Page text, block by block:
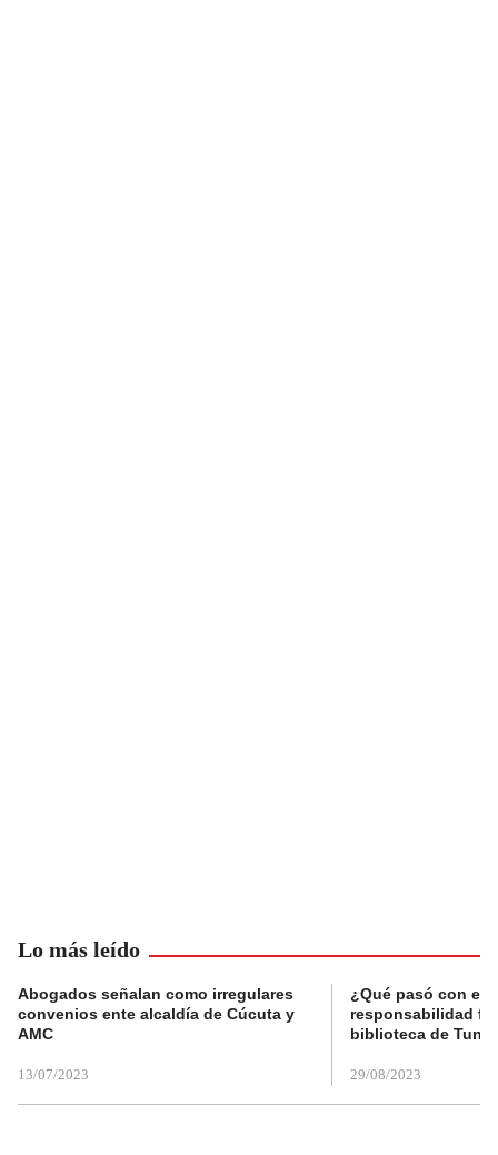
Lo más leído
Abogados señalan como irregulares
convenios ente alcaldía de Cúcuta y
AMC
13/07/2023
¿Qué pasó con el
responsabilidad
biblioteca de
29/08/2023